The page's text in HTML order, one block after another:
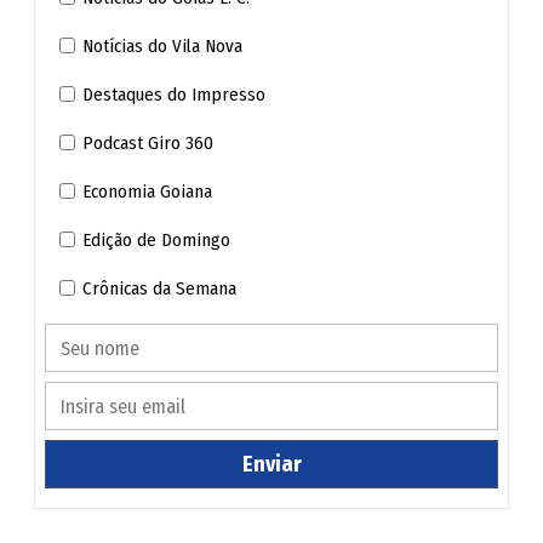
Paço enviará reforma do GoiâniaPrev à Câmara no 2º
Lula visita Goiás com PT local ainda indefinido sobre
Confira abaixo a entrevista de Romário Policarpo.
Vereador, o sr. não vai colocar o projeto de reforma
em tramitação? Essa é a sua intenção? E por quê?
Na verdade, é que não há necessidade de se discutir
reforma da previdência enquanto a prefeitura não fizer o
Notícias do Vila Nova
Destaques do Impresso
Podcast Giro 360
Economia Goiana
Edição de Domingo
Crônicas da Semana
Enviar